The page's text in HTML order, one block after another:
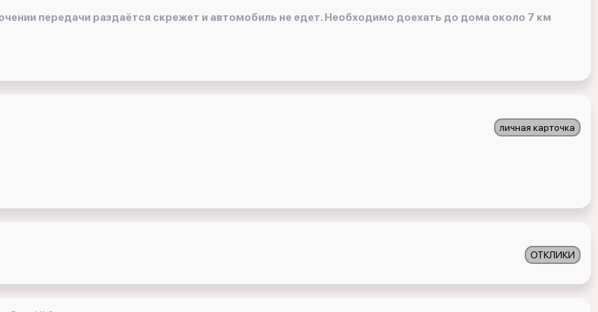
передачи раздаётся скрежет и автомобиль не едет. Необходимо доехать до дома около 7 км
личная карточка
ОТКЛИКИ